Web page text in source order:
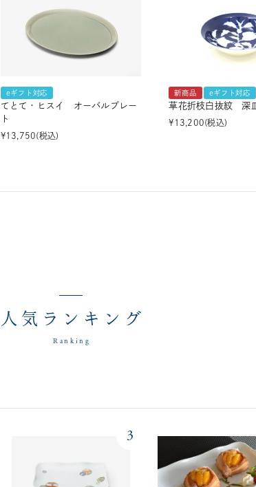
eギフト対応
てとて・ヒスイ オーバルプレー
ト
¥13,750 税込
新商品 eギフト対応
草花折枝白抜紋 深
¥ 13,200 税込
人気ランキング
Ranking
3